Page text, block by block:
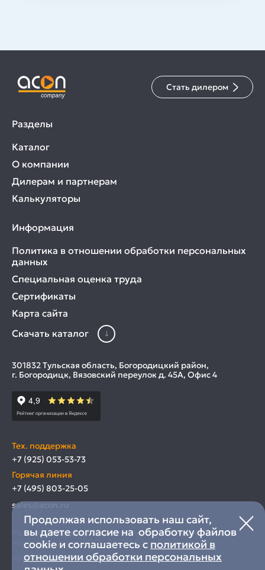
Продолжая использовать наш сайт,
вы даете согласие на обработку файлов
cookie и соглашаетесь с политикой в
отношении обработки персональных
Стать дилером
Разделы
Каталог
О компании
Дилерам и партнерам
Калькуляторы
Информация
Политика в отношении обработки персональных
данных
Специальная оценка труда
Сертификаты
Карта сайта
Скачать каталог
301832 Тульская область, Богородицкий район,
г. Богородицк, Вязовский переулок д. 45А, Офис 4
Тех. поддержка
+7 (925) 053-53-73
Горячая линия
+7 (495) 803-25-05
sales@acon.ru
Реализация продукции ООО «АКОН» осуществляется
через компании ООО «АКОН ТД» и ООО «АК-ЮГ»
2026 © Acon. Все права защищены.